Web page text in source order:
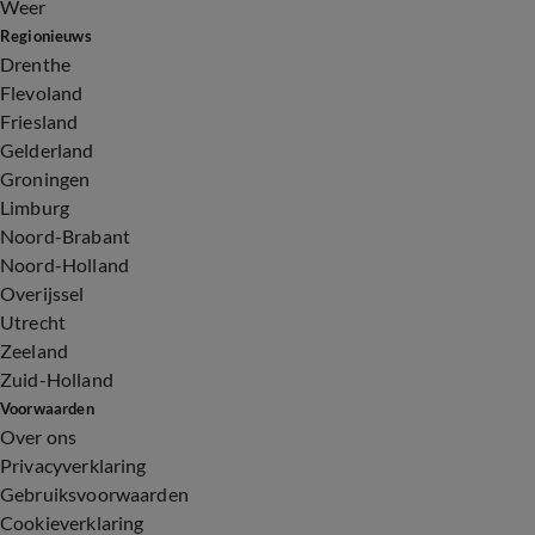
Weer
Regionieuws
Drenthe
Flevoland
Friesland
Gelderland
Groningen
Limburg
Noord-Brabant
Noord-Holland
Overijssel
Utrecht
Zeeland
Zuid-Holland
Voorwaarden
Over ons
Privacyverklaring
Gebruiksvoorwaarden
Cookieverklaring